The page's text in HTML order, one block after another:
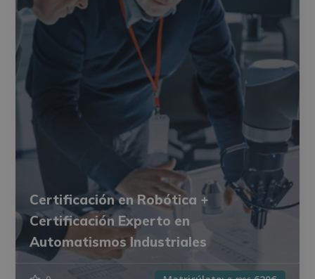
Certificación en Robótica +
Certificación Experto en
Automatismos Industriales